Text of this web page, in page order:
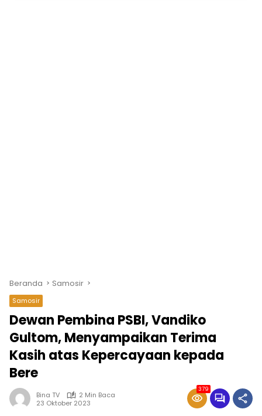
Beranda Samosir
Samosir
Dewan Pembina PSBI, Vandiko
Gultom, Menyampaikan Terima
Kasih atas Kepercayaan kepada
Bere
Bina TV
2 Min Baca
23 Oktober 2023
379